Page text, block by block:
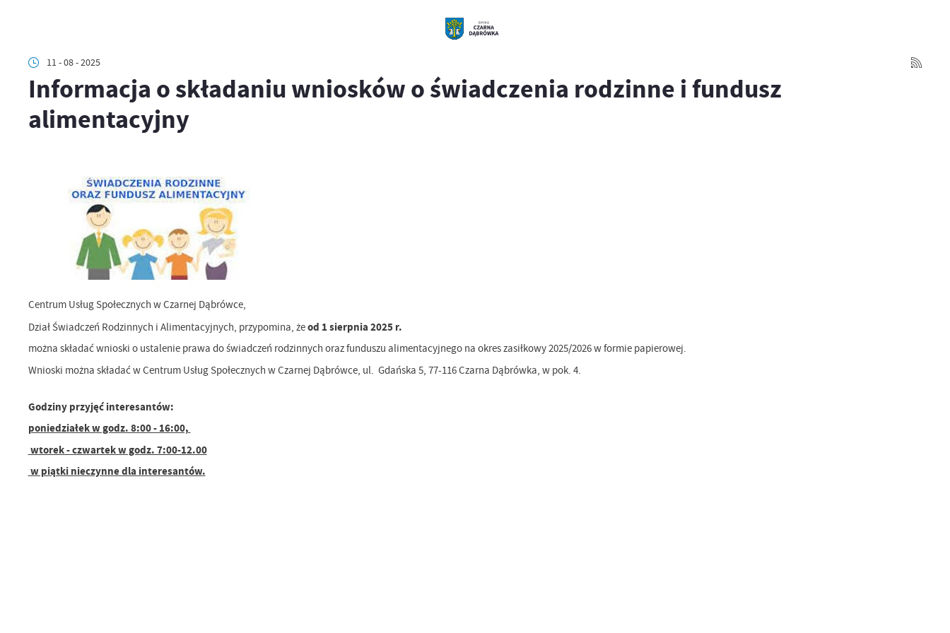
11 - 08 - 2025
Informacja o składaniu wniosków o świadczenia rodzinne i fundusz
alimentacyjny
Centrum Usług Społecznych w Czarnej Dąbrówce,
Dział Świadczeń Rodzinnych i Alimentacyjnych, przypomina, żeod 1 sierpnia 2025 r.
można składać wnioski o ustalenie prawa do świadczeń rodzinnych oraz funduszu alimentacyjnego na okres zasiłkowy 2025/2026 w formie papierowej.
Wnioski można składać w Centrum Usług Społecznych w Czarnej Dąbrówce, ul. Gdańska 5, 77-116 Czarna Dąbrówka, w pok. 4.
Godziny przyjęć interesantów:
poniedziałek w godz. 8:00 - 16:00,
wtorek - czwartek w godz. 7:00-12.00
w piątki nieczynne dla interesantów.